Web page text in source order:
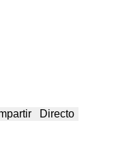
Directo